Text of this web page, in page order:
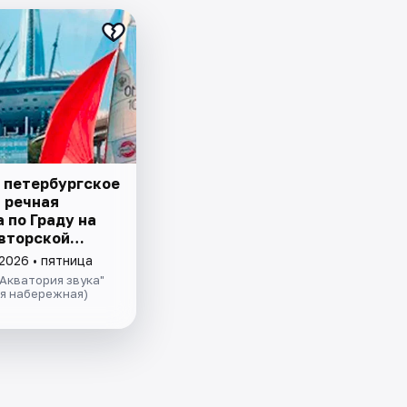
речная
пo Граду на
и живой
тёплом
• пятница
звука"
набережная)